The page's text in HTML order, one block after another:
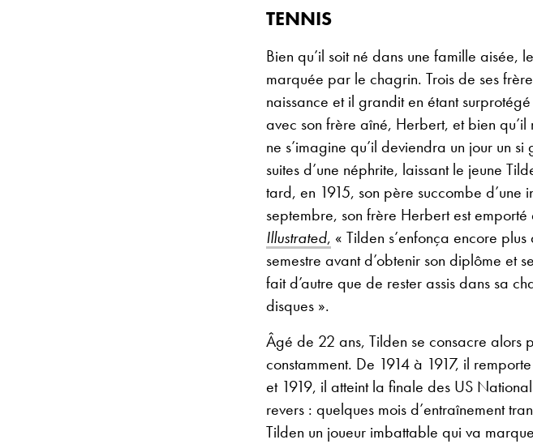
TENNIS
Bien qu’il soit né dans une famille aisée,
marquée par le chagrin. Trois de ses
naissance et il grandit en étant
avec son frère aîné, Herbert, et bien
ne s’imagine qu’il deviendra un jour un
suites d’une néphrite, laissant le jeune
tard, en 1915, son père succombe
septembre, son frère Herbert est
Illustrated, « Tilden s’enfonça encore
semestre avant d’obtenir son diplôme et
fait d’autre que de rester assis dans sa
disques ».
Âgé de 22 ans, Tilden se consacre alors
constamment. De 1914 à 1917, il
et 1919, il atteint la finale des US
revers : quelques mois d’entraînement
Tilden un joueur imbattable qui va